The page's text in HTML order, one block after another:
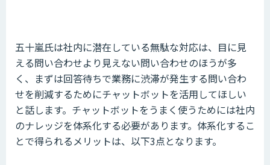
五十嵐氏は社内に潜在している無駄な対応は、目に見
える問い合わせより見えない問い合わせのほうが多
く、まずは回答待ちで業務に渋滞が発生する問い合わ
せを削減するためにチャットボットを活用してほしい
と話します。チャットボットをうまく使うためには社内
のナレッジを体系化する必要があります。体系化するこ
とで得られるメリットは、以下3点となります。